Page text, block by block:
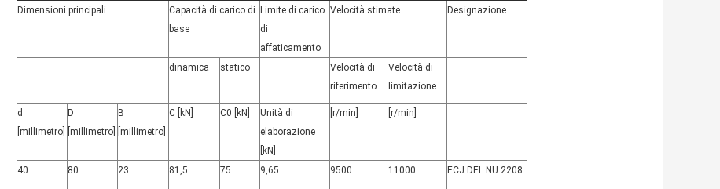
Dimensioni principali
Capacità di carico di
base
Limite di carico
di
affaticamento
Velocità stimate Designazione
dinamica statico
Velocità di
riferimento
Velocità di
limitazione
d
[millimetro]
D
[millimetro]
B
[millimetro]
C [kN] C0 [kN]
Unità di
elaborazione
[kN]
[r/min] [r/min]
40 80 23 81,5 75 9,65 9500 11000 ECJ DEL NU 2208